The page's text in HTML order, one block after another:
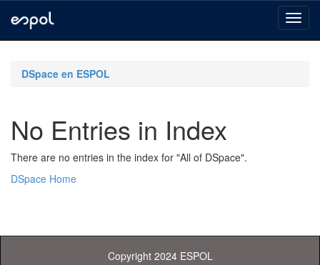
navigationDSpace en ESPOL
No Entries in Index
There are no entries in the index for "All of DSpace".
DSpace Home
Copyright 2024 ESPOL